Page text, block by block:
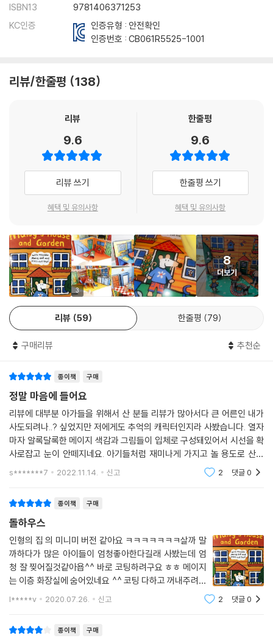
ISBN13
9781406371253
KC인증
인증유형 : 안전확인
인증번호 :CB061R5525-1001
리뷰/한줄평 138
리뷰
9.6
리뷰 쓰기
혜택 및 유의사항
한줄평
9.6
한줄평 쓰기
혜택 및 유의사항
3
8
더보기
리뷰 59 한줄평 79
구매리뷰 추천순
종이책 구매
정말 마음에 들어요
리뷰에 대부분 아가들을 위해서 산 분들 리뷰가 많아서다 큰 어른인 내가
사도되려나..? 싶었지만 저에게도 추억의 캐릭터인지라 사봤습니다. 열자
마자 알록달록한 메이지 색감과 그림들이 입체로 구성돼있어서 시선을 확
사로잡고 눈이 안떼지네요. 아기들처럼 재미나게 가지고 놀 용도로 산건
아니라 구성된 스티커? 뭐 그런것들을 뜯어보진 않았지만 그냥 소장만으
s*******7 2022.11.14. 신고 2 댓글0
종이책 구매
돌하우스
인형의 집 의 미니미 버전 같아요 ㅋㅋㅋㅋㅋㅋㅋ살까 말
까하다가 많은 아이들이 엄청좋아한다길래 사봤는데 엄
청 잘 찢어질것같아욥^^ 바로 코팅하려구요 ㅎㅎ 메이지
는 이층 화장실에 숨어있네요 ^^ 코팅 다하고 꺼내주려면
몇달 뒤에나 주겼어요 ㅋㅋㅋ코팅할 시간이 없어서리,,,
l*****v 2020.07.26. 신고 2 댓글0
종이책 구매